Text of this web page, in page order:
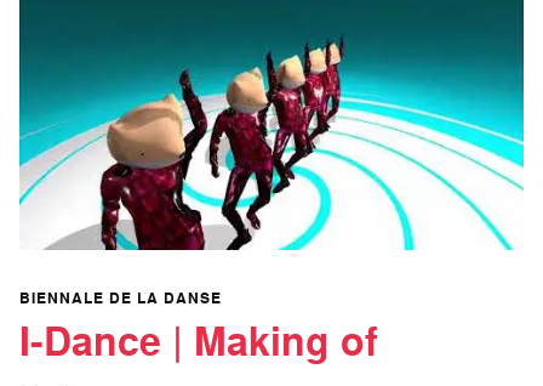
BIENNALE DE LA DANSE
I-Dance | Making of